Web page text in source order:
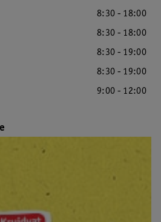
8:30 - 18:00
8:30 - 18:00
8:30 - 19:00
8:30 - 19:00
9:00 - 12:00